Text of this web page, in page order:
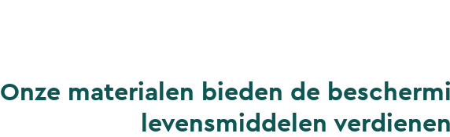
Onze materialen bieden de
levensmiddelen verdienen